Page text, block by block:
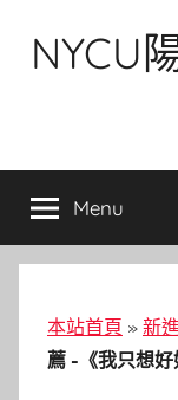
NYCU
Menu
本站首頁 » 新
薦 -《我只想好